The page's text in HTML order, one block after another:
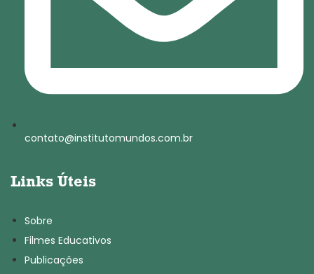
contato@institutomundos.com.br
Links Úteis
Sobre
Filmes Educativos
Publicações